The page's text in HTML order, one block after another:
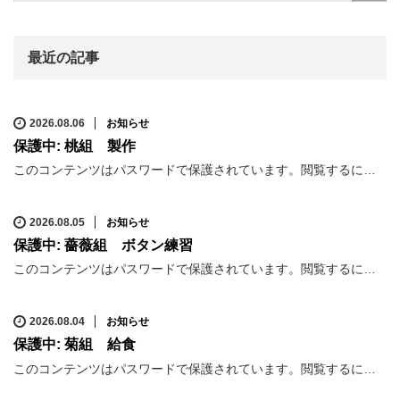
最近の記事
2026.08.06 お知らせ
保護中: 桃組 製作
このコンテンツはパスワードで保護されています。閲覧するに…
2026.08.05 お知らせ
保護中: 薔薇組 ボタン練習
このコンテンツはパスワードで保護されています。閲覧するに…
2026.08.04 お知らせ
保護中: 菊組 給食
このコンテンツはパスワードで保護されています。閲覧するに…